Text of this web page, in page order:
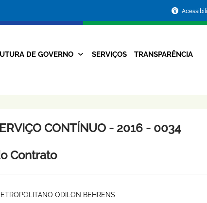
da
Prefeitura
Navegação
DE GOVERNO SERVIÇOS TRANSPARÊNCIA
CONTÍNUO - 2016 - 0034
Contrato
ODILON BEHRENS